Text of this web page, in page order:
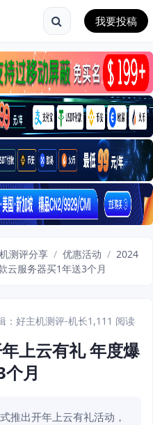
我要投稿
测评分享 / 优惠活动 / 2024
云服务器买1年送3个月
：好主机测评-机长1,111 阅读
上云有礼 年度爆
月
推出开年上云有礼活动，